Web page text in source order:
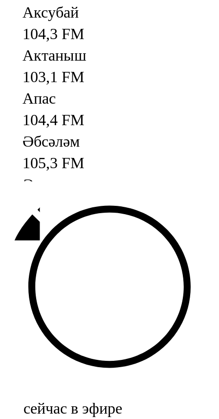
Аксубай
104,3 FM
Актаныш
103,1 FM
Апас
104,4 FM
Әбсәләм
105,3 FM
Әлмәт
92,9 FM
Базарлы матак
107,1 FM
Балык бистәсе
104,9 FM
Баулы
107,5 FM
Биләр
Болгар
сейчас в эфире